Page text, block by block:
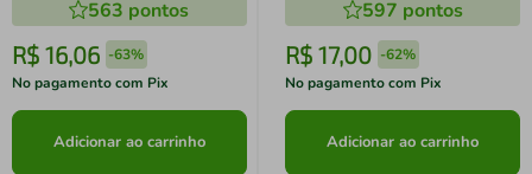
563 pontos
R$ 16,06 -63%
No pagamento com Pix
Adicionar ao carrinho
597 pontos
R$ 17,00 -62%
No pagamento com Pix
Adicionar ao carrinho